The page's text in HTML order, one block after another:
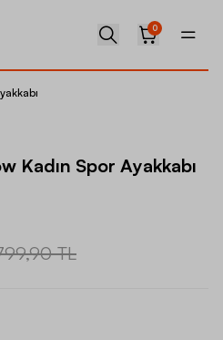
0
Kadın Spor Ayakkabı
TL